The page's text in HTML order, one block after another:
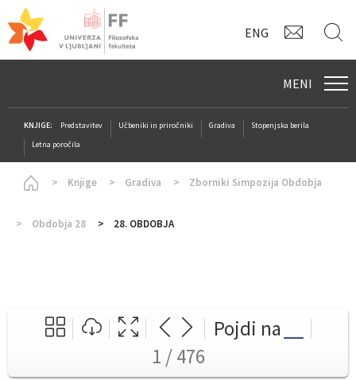
ENG
MENI
KNJIGE: Predstavitev Učbeniki in priročniki Gradiva
Stopenjska berila
Letna poročila
Homepage
Knjige Gradiva Zborniki Simpozija Obdobja
Obdobja 28 28. OBDOBJA
Pojdi na
1 / 476